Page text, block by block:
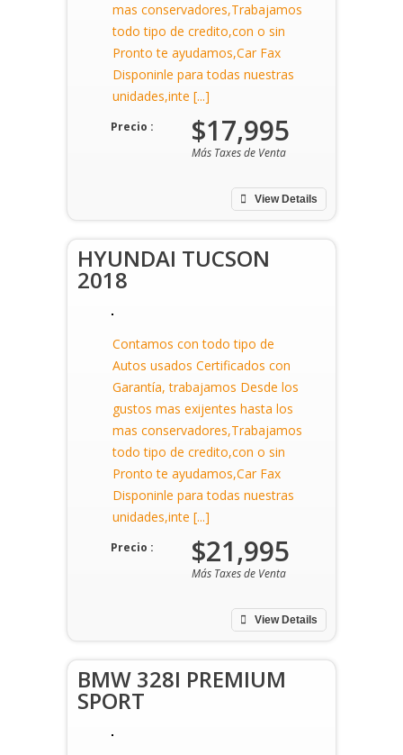
mas conservadores,Trabajamos
todo tipo de credito,con o sin
Pronto te ayudamos,Car Fax
Disponinle para todas nuestras
unidades,inte [...]
View Details
Precio : $17,995
Más Taxes de Venta
HYUNDAI TUCSON
2018
Contamos con todo tipo de
Autos usados Certificados con
Garantía, trabajamos Desde los
gustos mas exijentes hasta los
mas conservadores,Trabajamos
todo tipo de credito,con o sin
Pronto te ayudamos,Car Fax
Disponinle para todas nuestras
unidades,inte [...]
View Details
Precio : $21,995
Más Taxes de Venta
BMW 328I PREMIUM
SPORT